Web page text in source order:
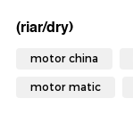
(riar/dry)
motor china
motor matic